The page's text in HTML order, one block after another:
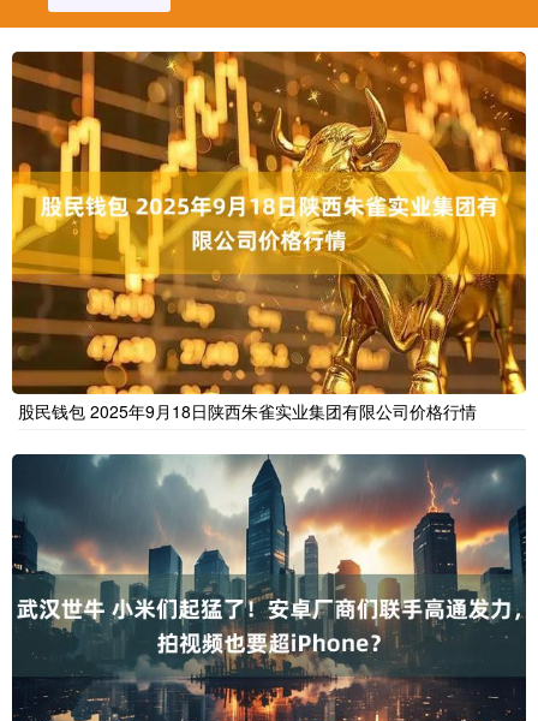
股民钱包 2025年9月18日陕西朱雀实业集团有限公司价格行情